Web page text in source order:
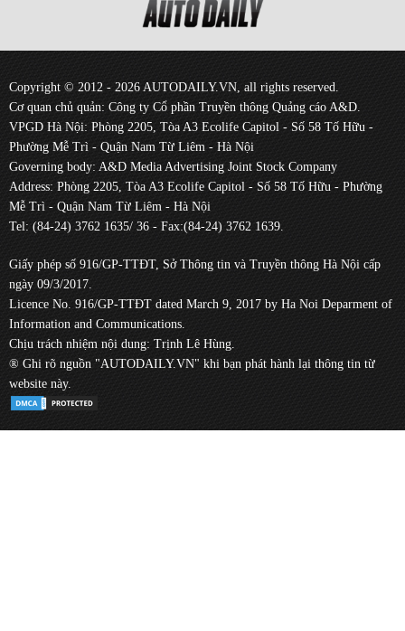
Copyright © 2012 - 2026 AUTODAILY.VN, all rights reserved.
Cơ quan chủ quản: Công ty Cổ phần Truyền thông Quảng cáo A&D.
VPGD Hà Nội: Phòng 2205, Tòa A3 Ecolife Capitol - Số 58 Tố Hữu -
Phường Mễ Trì - Quận Nam Từ Liêm - Hà Nội
Governing body: A&D Media Advertising Joint Stock Company
Address: Phòng 2205, Tòa A3 Ecolife Capitol - Số 58 Tố Hữu - Phường
Mễ Trì - Quận Nam Từ Liêm - Hà Nội
Tel: (84-24) 3762 1635/ 36 - Fax:(84-24) 3762 1639.
Giấy phép số 916/GP-TTĐT, Sở Thông tin và Truyền thông Hà Nội cấp
ngày 09/3/2017.
Licence No. 916/GP-TTĐT dated March 9, 2017 by Ha Noi Deparment of
Information and Communications.
Chịu trách nhiệm nội dung: Trịnh Lê Hùng.
® Ghi rõ nguồn "AUTODAILY.VN" khi bạn phát hành lại thông tin từ
website này.